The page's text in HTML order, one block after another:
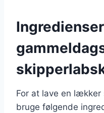
For at lave en lækker
bruge følgende